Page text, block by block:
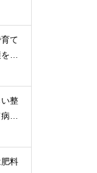
て
目
整
気
料